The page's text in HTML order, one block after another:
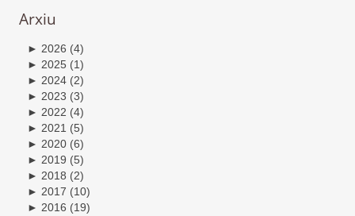
Arxiu
► 2026 (4)
► 2025 (1)
► 2024 (2)
► 2023 (3)
► 2022 (4)
► 2021 (5)
► 2020 (6)
► 2019 (5)
► 2018 (2)
► 2017 (10)
► 2016 (19)